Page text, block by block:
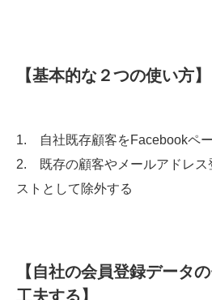
【基本的な２つの使い方】
1. 自社既存顧客をFacebookペ
2. 既存の顧客やメールアドレス
ストとして除外する
【自社の会員登録データ
工夫する】